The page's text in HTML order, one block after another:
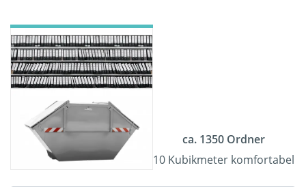
ca. 1350 Ordner
10 Kubikmeter komfortabel